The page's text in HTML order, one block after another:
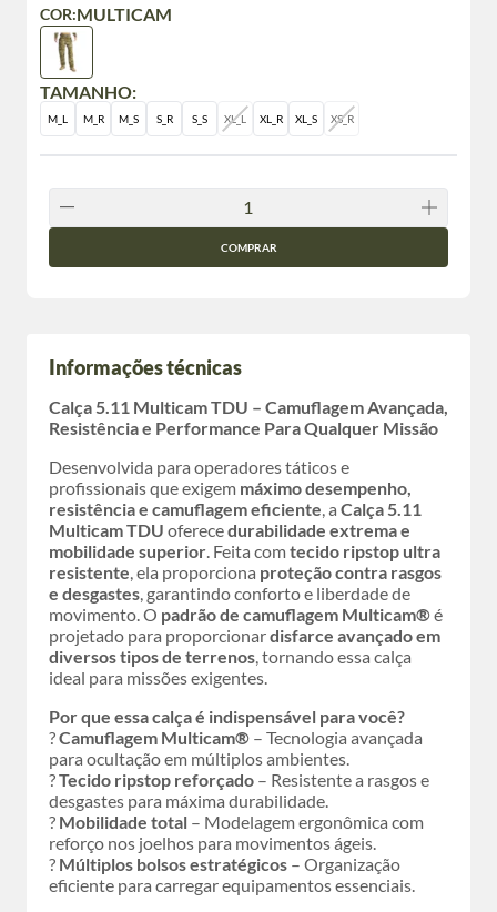
TAMANHO:
M_L M_R M_S S_R S_S XL_L XL_R XL_S XS_R
COR:MULTICAM
COMPRAR
Informações técnicas
Calça 5.11 Multicam TDU – Camuflagem Avançada,
Resistência e Performance Para Qualquer Missão
Desenvolvida para operadores táticos e
profissionais que exigem máximo desempenho,
resistência e camuflagem eficiente, a Calça 5.11
Multicam TDU oferecedurabilidade extrema e
mobilidade superior. Feita comtecido ripstop ultra
resistente, ela proporciona proteção contra rasgos
e desgastes, garantindo conforto e liberdade de
movimento. O padrão de camuflagem Multicam®é
projetado para proporcionardisfarce avançado em
diversos tipos de terrenos, tornando essa calça
ideal para missões exigentes.
Por que essa calça é indispensável para você?
?Camuflagem Multicam® – Tecnologia avançada
para ocultação em múltiplos ambientes.
?Tecido ripstop reforçado – Resistente a rasgos e
desgastes para máxima durabilidade.
? Mobilidade total – Modelagem ergonômica com
reforço nos joelhos para movimentos ágeis.
? Múltiplos bolsos estratégicos – Organização
eficiente para carregar equipamentos essenciais.